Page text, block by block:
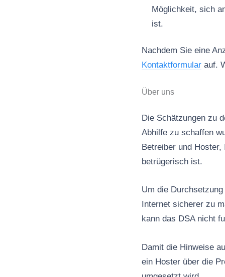
Möglichkeit, sich
ist.
Nachdem Sie eine
Kontaktformular auf.
Über uns
Die Schätzungen zu
Abhilfe zu schaffen
Betreiber und
betrügerisch ist.
Um die
Internet sicherer zu
kann das DSA nicht
Damit die Hinweise
ein Hoster über die